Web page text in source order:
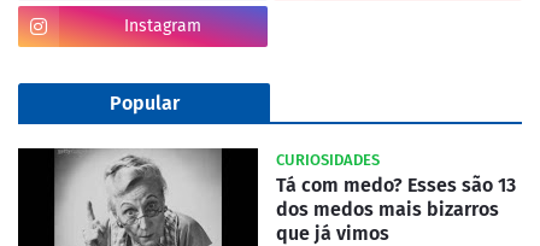
Instagram
Popular
CURIOSIDADES
Tá com medo? Esses são 13
dos medos mais bizarros
que já vimos